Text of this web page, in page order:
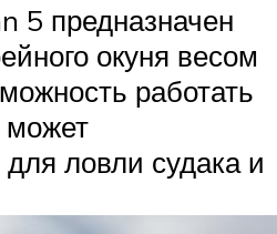
5 предназначен
окуня весом
работать
может
ловли судака и